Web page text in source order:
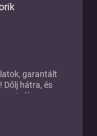
garantált
Dőlj hátra, és
valamit, írj